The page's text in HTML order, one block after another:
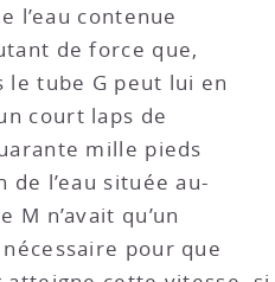
l’eau contenue
de force que,
le tube G peut lui en
court laps de
mille pieds
l’eau située au-
n’avait qu’un
pour que